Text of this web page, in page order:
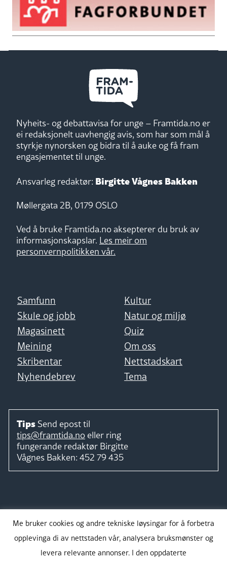
Nyheits- og debattavisa for unge – Framtida.no er
ei redaksjonelt uavhengig avis, som har som mål å
styrkje nynorsken og bidra til å auke og få fram
engasjementet til unge.
Ansvarleg redaktør: Birgitte Vågnes Bakken
Møllergata 2B, 0179 OSLO
Ved å bruke Framtida.no aksepterer du bruk av
informasjonskapslar. Les meir om
personvernpolitikken vår.
Samfunn
Kultur
Skule og jobb
Natur og miljø
Magasinett
Quiz
Meining
Om oss
Skribentar
Nettstadskart
Nyhendebrev
Tema
Tips Send epost til
tips@framtida.no eller ring
fungerande redaktør Birgitte
Vågnes Bakken: 452 79 435
Me bruker cookies og andre tekniske løysingar for å forbetra
opplevinga di av nettstaden vår, analysera bruksmønster og
levera relevante annonser. I den oppdaterte